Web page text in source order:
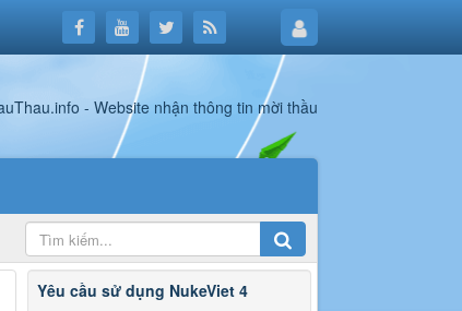
Yêu cầu sử dụng NukeViet 4